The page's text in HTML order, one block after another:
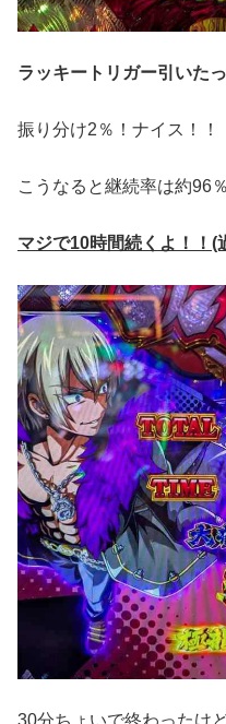
ラッキートリガー引いた
振り分け2％！ナイス！！
こうなると継続率は約96％
マジで10時間続くよ！！(
30分ちょいで終わったけど